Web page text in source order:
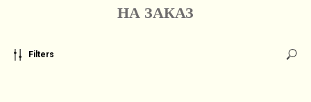
НА ЗАКАЗ
Filters